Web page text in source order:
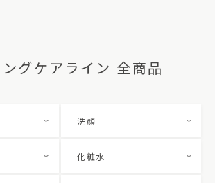
グケアライン 全商品
洗顔
化粧水